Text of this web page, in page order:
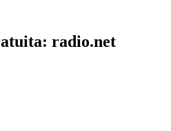
radio.net